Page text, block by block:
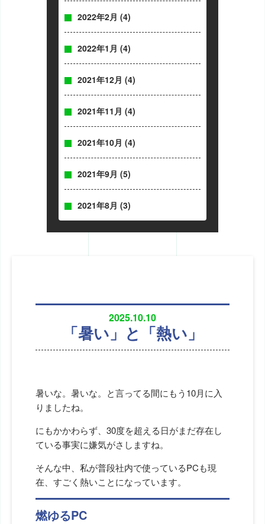
2022年2月 (4)
2022年1月 (4)
2021年12月 (4)
2021年11月 (4)
2021年10月 (4)
2021年9月 (5)
2021年8月 (3)
2025.10.10
「暑い」と「熱い」
暑いな。暑いな。と言ってる間にもう10月に入
りましたね。
にもかかわらず、30度を超える日がまだ存在し
ている事実に嫌気がさしますね。
そんな中、私が普段社内で使っているPCも現
在、すごく熱いことになっています。
燃ゆるPC